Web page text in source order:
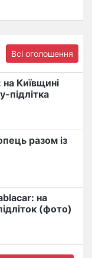
Всі оголошення
на Київщині
підлітка
разом із
на
(фото)